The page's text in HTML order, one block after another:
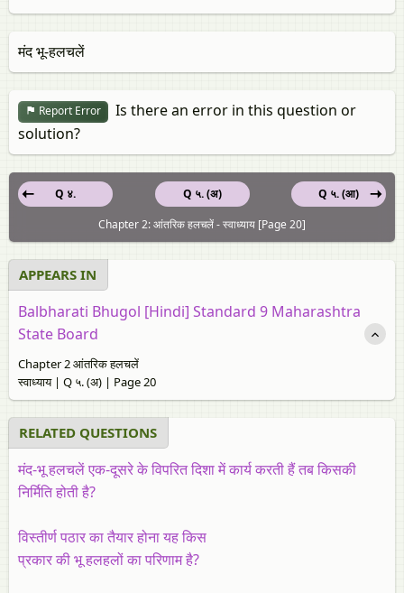
मंद भू-हलचलें
Report Error
Is there an error in this question or
solution?
Q ५. (अ)
Q ४.
Q ५. (आ)
Chapter 2: आंतरिक हलचलें - स्वाध्याय [Page 20]
APPEARS IN
Balbharati Bhugol [Hindi] Standard 9 Maharashtra
State Board
Chapter 2 आंतरिक हलचलें
स्वाध्याय | Q ५. (अ) | Page 20
RELATED QUESTIONS
मंद-भू हलचलें एक-दूसरे के विपरित दिशा में कार्य करती हैं तब किसकी
निर्मिति होती है?
विस्तीर्ण पठार का तैयार होना यह किस
प्रकार की भू हलहलों का परिणाम है?